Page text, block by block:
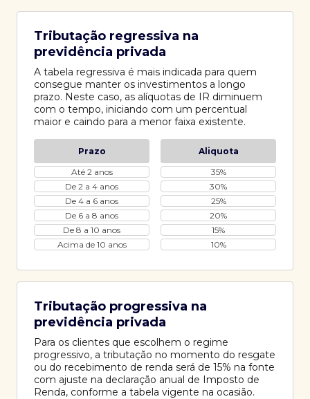
Tributação regressiva na
previdência privada
A tabela regressiva é mais indicada para quem
consegue manter os investimentos a longo
prazo. Neste caso, as alíquotas de IR diminuem
com o tempo, iniciando com um percentual
maior e caindo para a menor faixa existente.
Prazo
Aliquota
Até 2 anos
35%
De 2 a 4 anos
30%
De 4 a 6 anos
25%
De 6 a 8 anos
20%
De 8 a 10 anos
15%
Acima de 10 anos
10%
Tributação progressiva na
previdência privada
Para os clientes que escolhem o regime
progressivo, a tributação no momento do resgate
ou do recebimento de renda será de 15% na fonte
com ajuste na declaração anual de Imposto de
Renda, conforme a tabela vigente na ocasião.